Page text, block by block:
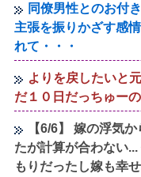
同僚男性とのお付
主張を振りかざす感
れて・・・
よりを戻したいと
だ１０日だっちゅー
【6/6】 嫁の浮気
たが計算が合わない
もりだったし嫁も幸